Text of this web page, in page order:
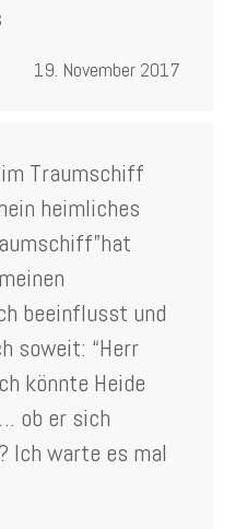
19. November 2017
Traumschiff
heimliches
beeinflusst und
soweit: “Herr
könnte Heide
ob er sich
Ich warte es mal